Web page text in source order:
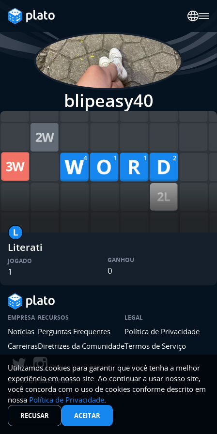
blipeasy40
Literati
JOGADO
1
GANHOU
0
EMPRESA
Notícias
Carreiras
RECURSOS
Perguntas Frequentes
Diretrizes da Comunidade
LEGAL
Política de Privacidade
Termos de Serviço
©2026Plato Team.
Utilizamos cookies para garantir que você tenha a melhor
experiência em nosso site. Ao continuar a usar nosso site,
você concorda com o uso de cookies conforme descrito em
nossa Política de Privacidade.
RECUSAR ACEITAR